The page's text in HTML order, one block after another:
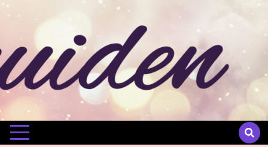
Skip